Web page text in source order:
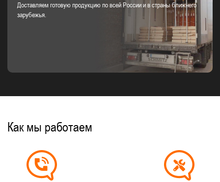
Доставляем готовую продукцию по всей России и в страны ближнего
зарубежья.
Как мы работаем